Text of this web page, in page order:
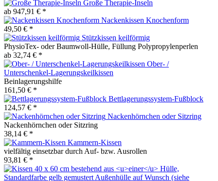
Große Therapie-Inseln
ab 947,91 € *
Nackenkissen Knochenform
49,50 € *
Stützkissen keilförmig
PhysioTex- oder Baumwoll-Hülle, Füllung Polypropylenperlen
ab 32,74 € *
Ober- /
Unterschenkel-Lagerungskeilkissen
Beinlagerungshilfe
161,50 € *
Bettlagerungssystem-Fußblock
124,57 € *
Nackenhörnchen oder Sitzring
Nackenhörnchen oder Sitzring
38,14 € *
Kammern-Kissen
vielfältig einsetzbar durch Auf- bzw. Ausrollen
93,81 € *